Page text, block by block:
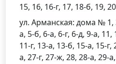
15, 16, 16-г, 17, 18-б, 19,
ул. Арманская: дома № 1,
а, 5-б, 6-а, 6-г, 6-д, 9-а,
11-г, 13-а, 13-б, 15-а, 15-г,
а, 27-г, 27-ж, 28, 28-а, 29-